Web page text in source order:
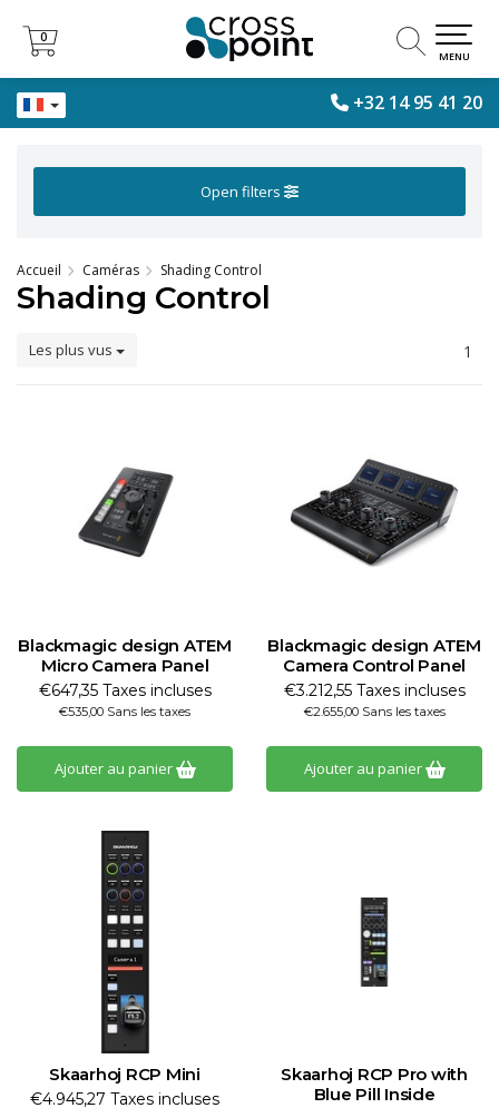
+32 14 95 41 20
0
0
MENU
Open filters
Accueil Caméras Shading Control
Shading Control
Les plus vus 1
Blackmagic design ATEM
Micro Camera Panel
€647,35 Taxes incluses
€535,00 Sans les taxes
Ajouter au panier
Blackmagic design ATEM
Camera Control Panel
€3.212,55 Taxes incluses
€2.655,00 Sans les taxes
Ajouter au panier
Skaarhoj RCP Mini
€4.945,27 Taxes incluses
Skaarhoj RCP Pro with
Blue Pill Inside